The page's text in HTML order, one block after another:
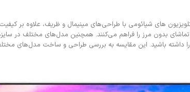
های شیائومی با طراحی‌های مینیمال و ظریف، علاوه بر
بدون مرز را فراهم می‌کنند. همچنین مدل‌های مختلف در
را داشته باشید. این مقایسه به بررسی طراحی و ساخت مدل‌های